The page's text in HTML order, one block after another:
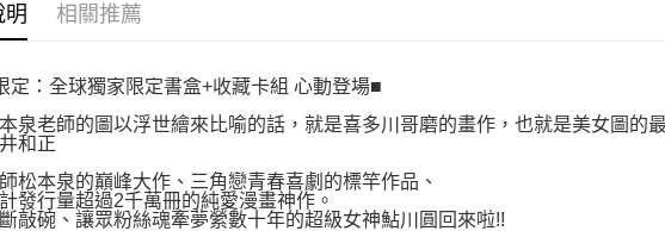
明 相關推薦
定：全球獨家限定書盒+收藏卡組 心動登場■
本泉老師的圖以浮世繪來比喻的話，就是喜多川哥磨的畫作，也就是美女圖的最
和正
松本泉的巔峰大作、三角戀青春喜劇的標竿作品、
發行量超過2千萬冊的純愛漫畫神作。
敲碗、讓眾粉絲魂牽夢縈數十年的超級女神鮎川圓回來啦!!